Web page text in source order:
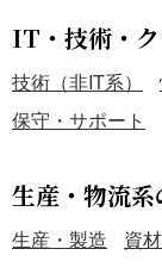
IT・技術・
技術（非IT系）
保守・サポート
生産・物流
生産・製造 資